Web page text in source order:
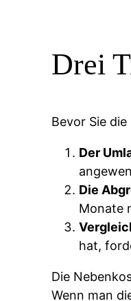
Drei
Bevor Sie
Der
Die
Monate
hat,
Die
Wenn man